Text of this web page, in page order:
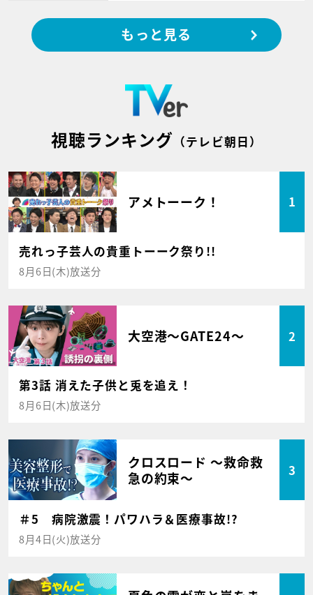
もっと見る
視聴ランキング （テレビ朝日）
アメトーーク！ 1
売れっ子芸人の貴重トーーク祭り!!
8月6日(木)放送分
大空港～GATE24～ 2
第3話 消えた子供と兎を追え！
8月6日(木)放送分
クロスロード ～救命救
急の約束～
3
＃5 病院激震！パワハラ＆医療事故!?
8月4日(火)放送分